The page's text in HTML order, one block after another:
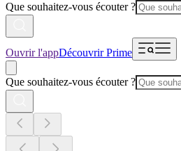
Que souhaitez-vous écouter ?
Ouvrir l'appDécouvrir Prime
Que souhaitez-vous écouter ?